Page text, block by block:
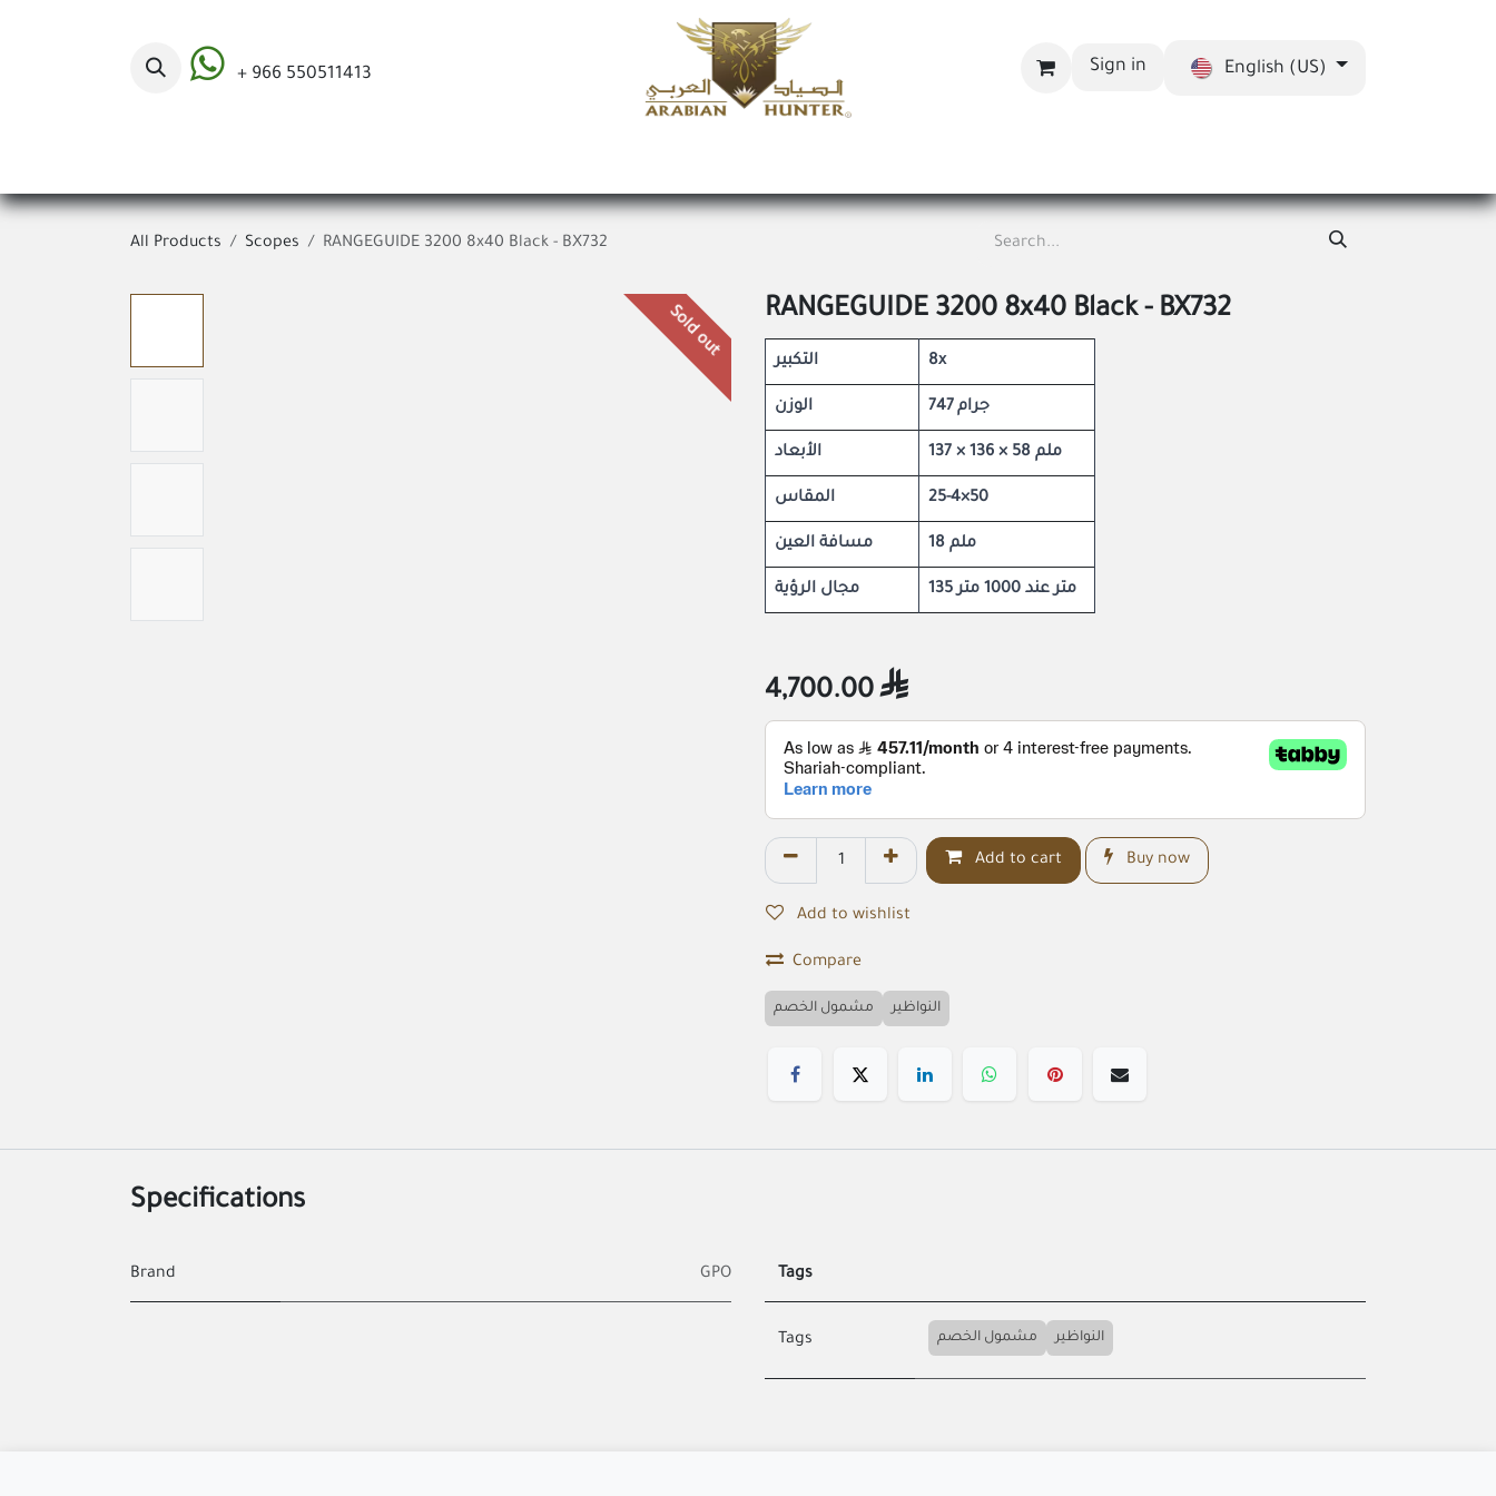
+ 966 550511413 Sign in English (US)
All Products Scopes RANGEGUIDE 3200 8x40 Black - BX732
Sold out RANGEGUIDE 3200 8x40 Black - BX732
التكبير 8x
الوزن 747 جرام
الأبعاد 137 × 136 × 58 ملم
المقاس 25-4×50
مسافة العين 18 ملم
مجال الرؤية 135 متر عند 1000 متر
4,700.00
Add to cart Buy now
Add to wishlist
Compare
مشمول الخصم النواظير
Specifications
Brand GPO Tags
Tags مشمول الخصم النواظير